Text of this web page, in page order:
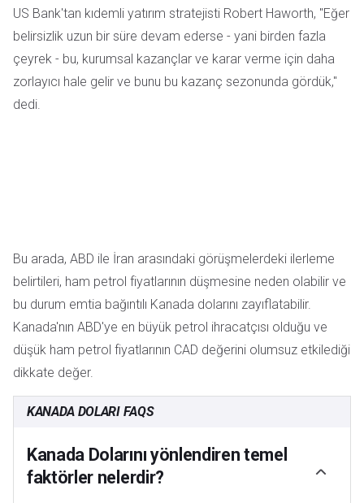
US Bank'tan kıdemli yatırım stratejisti Robert Haworth, "Eğer
belirsizlik uzun bir süre devam ederse - yani birden fazla
çeyrek - bu, kurumsal kazançlar ve karar verme için daha
zorlayıcı hale gelir ve bunu bu kazanç sezonunda gördük,"
dedi.
Bu arada, ABD ile İran arasındaki görüşmelerdeki ilerleme
belirtileri, ham petrol fiyatlarının düşmesine neden olabilir ve
bu durum emtia bağıntılı Kanada dolarını zayıflatabilir.
Kanada'nın ABD'ye en büyük petrol ihracatçısı olduğu ve
düşük ham petrol fiyatlarının CAD değerini olumsuz etkilediği
dikkate değer.
KANADA DOLARI FAQS
Kanada Dolarını yönlendiren temel
faktörler nelerdir?